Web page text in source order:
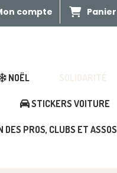
compte Panier
NOËL
STICKERS VOITURE
DES PROS, CLUBS ET ASSOS